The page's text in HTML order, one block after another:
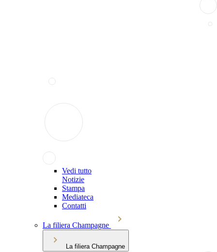
Vedi tutto
Notizie
Stampa
Mediateca
Contatti
La filiera Champagne
La filiera Champagne